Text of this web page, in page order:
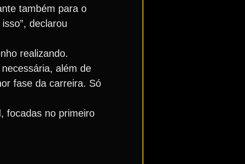
também para o
declarou
realizando.
além de
fase da carreira. Só
focadas no primeiro